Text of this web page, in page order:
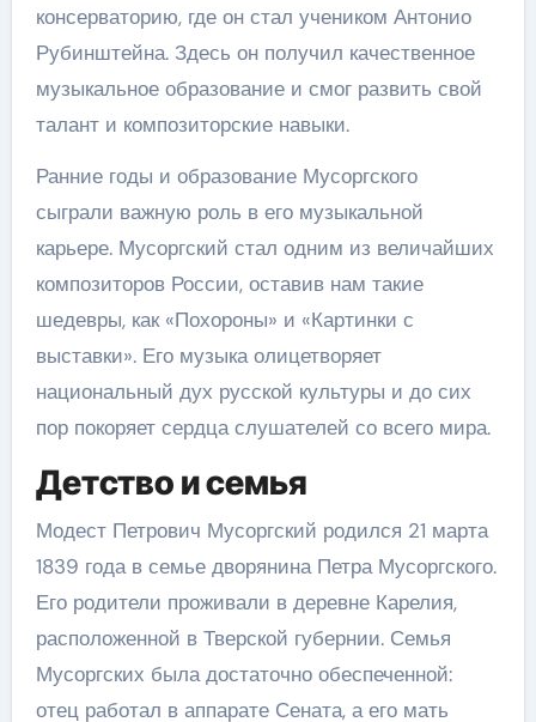
консерваторию, где он стал учеником Антонио
Рубинштейна. Здесь он получил качественное
музыкальное образование и смог развить свой
талант и композиторские навыки.
Ранние годы и образование Мусоргского
сыграли важную роль в его музыкальной
карьере. Мусоргский стал одним из величайших
композиторов России, оставив нам такие
шедевры, как «Похороны» и «Картинки с
выставки». Его музыка олицетворяет
национальный дух русской культуры и до сих
пор покоряет сердца слушателей со всего мира.
Детство и семья
Модест Петрович Мусоргский родился 21 марта
1839 года в семье дворянина Петра Мусоргского.
Его родители проживали в деревне Карелия,
расположенной в Тверской губернии. Семья
Мусоргских была достаточно обеспеченной:
отец работал в аппарате Сената, а его мать